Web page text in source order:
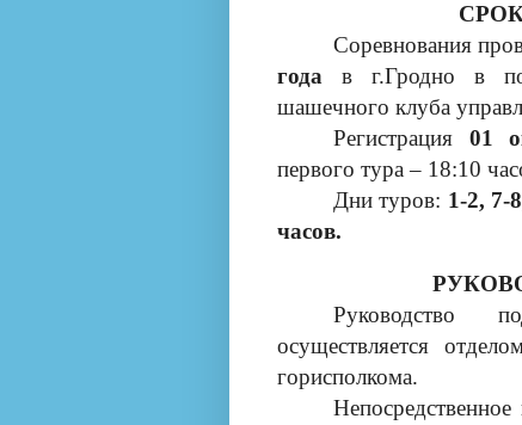
Соревнования
года в г.Гродно в
шашечного клуба
Регистрация 01
первого тура – 18:10
Дни туров: 1-2, 7-
часов.
Руководство
осуществляется
горисполкома.